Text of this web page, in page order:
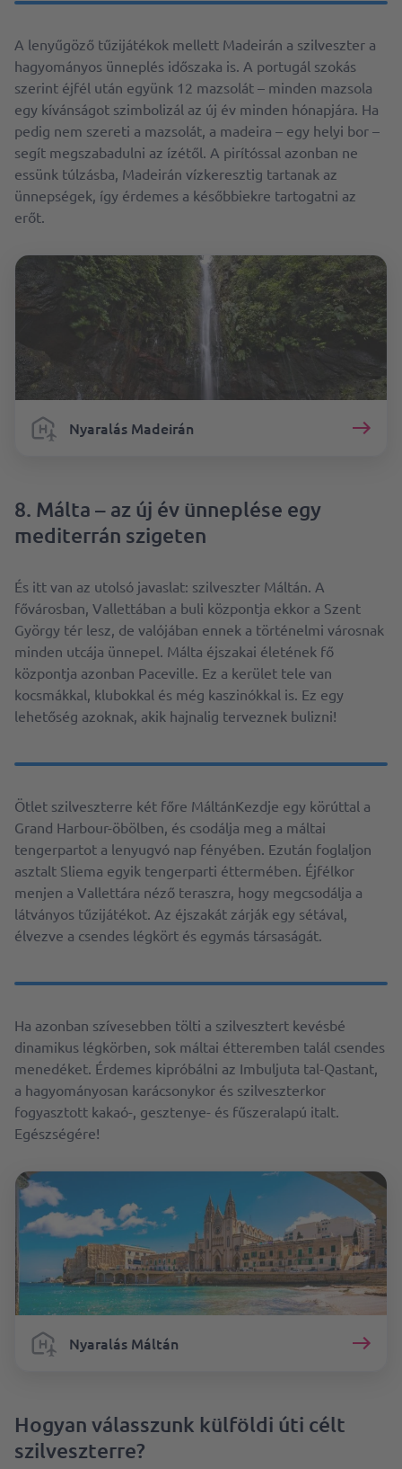
A lenyűgöző tűzijátékok mellett Madeirán a szilveszter a
hagyományos ünneplés időszaka is. A portugál szokás
szerint éjfél után együnk 12 mazsolát – minden mazsola
egy kívánságot szimbolizál az új év minden hónapjára. Ha
pedig nem szereti a mazsolát, a madeira – egy helyi bor –
segít megszabadulni az ízétől. A pirítóssal azonban ne
essünk túlzásba, Madeirán vízkeresztig tartanak az
ünnepségek, így érdemes a későbbiekre tartogatni az
erőt.
Nyaralás Madeirán
8. Málta – az új év ünneplése egy
mediterrán szigeten
És itt van az utolsó javaslat: szilveszter Máltán. A
fővárosban, Vallettában a buli központja ekkor a Szent
György tér lesz, de valójában ennek a történelmi városnak
minden utcája ünnepel. Málta éjszakai életének fő
központja azonban Paceville. Ez a kerület tele van
kocsmákkal, klubokkal és még kaszinókkal is. Ez egy
lehetőség azoknak, akik hajnalig terveznek bulizni!
Ötlet szilveszterre két főre MáltánKezdje egy körúttal a
Grand Harbour-öbölben, és csodálja meg a máltai
tengerpartot a lenyugvó nap fényében. Ezután foglaljon
asztalt Sliema egyik tengerparti éttermében. Éjfélkor
menjen a Vallettára néző teraszra, hogy megcsodálja a
látványos tűzijátékot. Az éjszakát zárják egy sétával,
élvezve a csendes légkört és egymás társaságát.
Ha azonban szívesebben tölti a szilvesztert kevésbé
dinamikus légkörben, sok máltai étteremben talál csendes
menedéket. Érdemes kipróbálni az Imbuljuta tal-Qastant,
a hagyományosan karácsonykor és szilveszterkor
fogyasztott kakaó-, gesztenye- és fűszeralapú italt.
Egészségére!
Nyaralás Máltán
Hogyan válasszunk külföldi úti célt
szilveszterre?